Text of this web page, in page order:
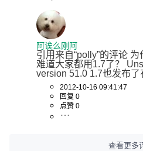
阿诶么刚阿
引用来自“polly”的评论
难道大家都用1.7了？
version 51.0 1.7也发布了
2012-10-16 09:41:47
回复 0
点赞 0
查看更多